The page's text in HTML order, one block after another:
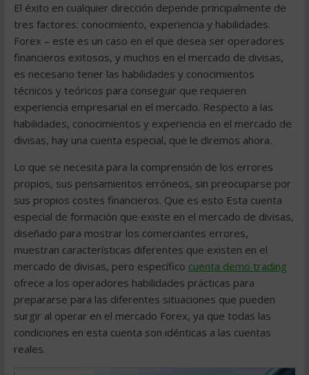
El éxito en cualquier dirección depende principalmente de
tres factores: conocimiento, experiencia y habilidades.
Forex – este es un caso en el que desea ser operadores
financieros exitosos, y muchos en el mercado de divisas,
es necesario tener las habilidades y conocimientos
técnicos y teóricos para conseguir que requieren
experiencia empresarial en el mercado. Respecto a las
habilidades, conocimientos y experiencia en el mercado de
divisas, hay una cuenta especial, que le diremos ahora.
Lo que se necesita para la comprensión de los errores
propios, sus pensamientos erróneos, sin preocuparse por
sus propios costes financieros. Que es esto Esta cuenta
especial de formación que existe en el mercado de divisas,
diseñado para mostrar los comerciantes errores,
muestran características diferentes que existen en el
mercado de divisas, pero específico cuenta demo trading
ofrece a los operadores habilidades prácticas para
prepararse para las diferentes situaciones que pueden
surgir al operar en el mercado Forex, ya que todas las
condiciones en esta cuenta son idénticas a las cuentas
reales.